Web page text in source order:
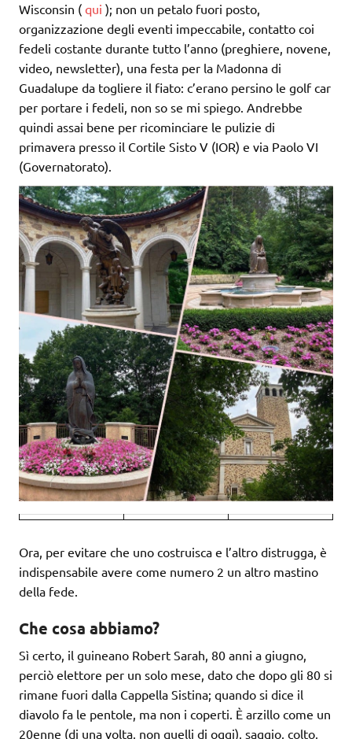
Wisconsin ( qui ); non un petalo fuori posto,
organizzazione degli eventi impeccabile, contatto coi
fedeli costante durante tutto l’anno (preghiere, novene,
video, newsletter), una festa per la Madonna di
Guadalupe da togliere il fiato: c’erano persino le golf car
per portare i fedeli, non so se mi spiego. Andrebbe
quindi assai bene per ricominciare le pulizie di
primavera presso il Cortile Sisto V (IOR) e via Paolo VI
(Governatorato).
Ora, per evitare che uno costruisca e l’altro distrugga, è
indispensabile avere come numero 2 un altro mastino
della fede.
Che cosa abbiamo?
Sì certo, il guineano Robert Sarah, 80 anni a giugno,
perciò elettore per un solo mese, dato che dopo gli 80 si
rimane fuori dalla Cappella Sistina; quando si dice il
diavolo fa le pentole, ma non i coperti. È arzillo come un
20enne (di una volta, non quelli di oggi), saggio, colto,